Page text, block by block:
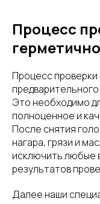
Процесс
Процесс
Это необходимо
полноценное и
После снятия
нагара, грязи и
исключить любые
результатов
Далее наши